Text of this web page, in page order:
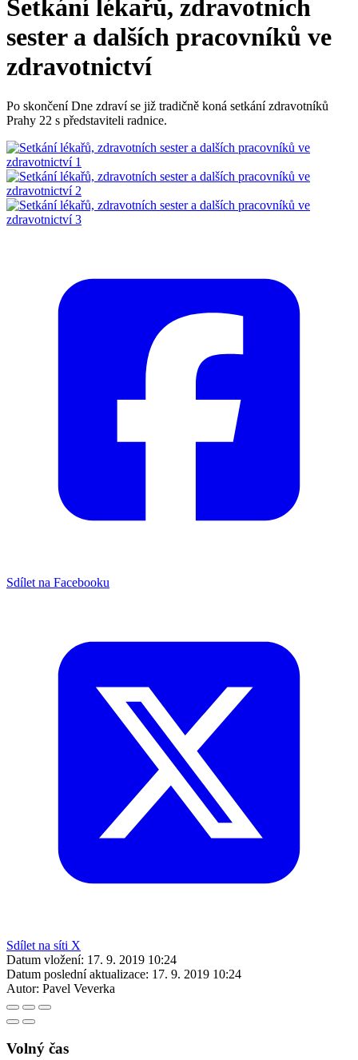
Setkání lékařů, zdravotních
sester a dalších pracovníků ve
zdravotnictví
Po skončení Dne zdraví se již tradičně koná setkání zdravotníků
Prahy 22 s představiteli radnice.
Sdílet na Facebooku
Sdílet na síti X
Datum vložení: 17. 9. 2019 10:24
Datum poslední aktualizace: 17. 9. 2019 10:24
Autor: Pavel Veverka
Volný čas